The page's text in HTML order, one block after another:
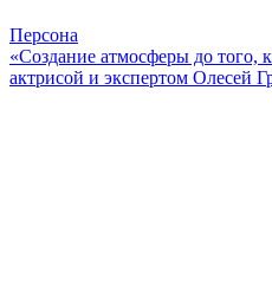
Персона
«Создание атмосферы до того,
актрисой и экспертом Олесей